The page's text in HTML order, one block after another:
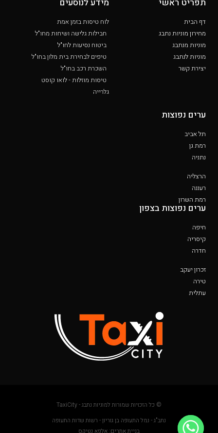
תפריט ראשי
דף הבית
מחירון מוניות נתבג
מוניות מנתבג
מוניות לנתבג
יצירת קשר
מידע לנוסעים
לוח טיסות בזמן אמת
חבילות גלישה ושיחות מחו"ל
ביטוח נסיעות לחו"ל
טיפים לבחירת בית מלון בחו"ל
השכרת רכב בחו"ל
טיסות מוזלות - לואו קוסט
גלרייה
ערים נפוצות
תל אביב
רמת גן
נתניה
הרצליה
רעננה
רמת השרון
ערים נפוצות בצפון
חיפה
קיסריה
חדרה
זכרון יעקב
טירה
עתלית
© כל הזכויות שמורות למוניות נתבג - TaxiCity
נתב"ג - נמל התעופה בן גוריון - רשות שדות התעופה
בניית אתרים: אלפא נטיקס